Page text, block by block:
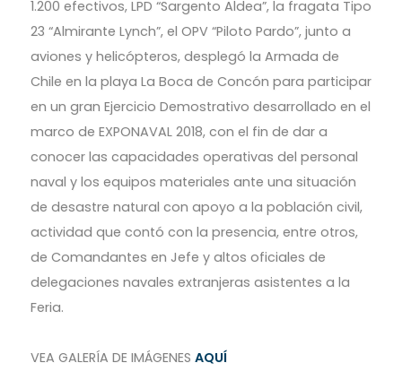
1.200 efectivos, LPD “Sargento Aldea”, la fragata Tipo
23 “Almirante Lynch”, el OPV “Piloto Pardo”, junto a
aviones y helicópteros, desplegó la Armada de
Chile en la playa La Boca de Concón para participar
en un gran Ejercicio Demostrativo desarrollado en el
marco de EXPONAVAL 2018, con el fin de dar a
conocer las capacidades operativas del personal
naval y los equipos materiales ante una situación
de desastre natural con apoyo a la población civil,
actividad que contó con la presencia, entre otros,
de Comandantes en Jefe y altos oficiales de
delegaciones navales extranjeras asistentes a la
Feria.
VEA GALERÍA DE IMÁGENES AQUÍ